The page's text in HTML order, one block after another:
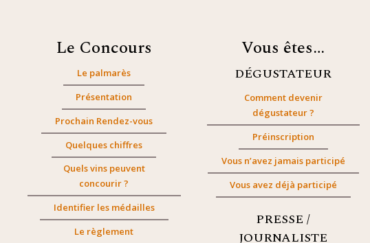
Le Concours
Le palmarès
Présentation
Prochain Rendez-vous
Quelques chiffres
Quels vins peuvent
concourir ?
Identifier les médailles
Le règlement
Vous êtes…
DÉGUSTATEUR
Comment devenir
dégustateur ?
Préinscription
Vous n’avez jamais participé
Vous avez déjà participé
PRESSE /
JOURNALISTE